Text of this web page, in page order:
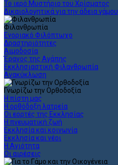
Το ιερό Μυστήριο του Χρίσματος
Δικαιολογητικά για την άδεια γάμου
Φιλανθρωπία
Ενοριακό Φιλόπτωχο
Δραστηριότητες
Αιμοδοσία
Έρανος της Αγάπης
Εκκλησιαστική Φιλανθρωπία
Ανακύκλωση
Γνωρίζω την Ορθοδοξία
Η πίστη μας
Η ορθόδοξη λατρεία
Οι εορτές της Εκκλησίας
Η πνευματική ζωή
Εκκλησία και κοινωνία
Εκκλησία και νέοι
Η Αγιότητα
Οι αιρέσεις